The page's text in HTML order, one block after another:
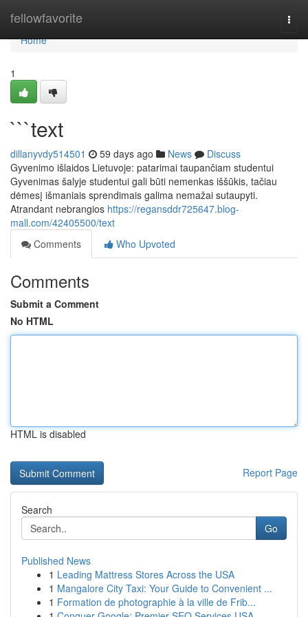
fellowfavorite
Home
Home
1
```text
dillanyvdy514501 59 days ago News
Discuss
Gyvenimo išlaidos Lietuvoje: patarimai taupančiam studentui
Gyvenimas šalyje studentui gali būti nemenkas iššūkis, tačiau
dėmesį išmaniais sprendimais galima nemažai sutaupyti.
Atrandant nebrangios https://regansddr725647.blog-
mall.com/42405500/text
Comments
Who Upvoted
Comments
Submit a Comment
No HTML
HTML is disabled
Report Page
Search
Go
Published News
1 Leading Mattress Stores Across the USA
1 Mangalore City Taxi: Your Guide to Convenient ...
1 Formation de photographie à la ville de Frib...